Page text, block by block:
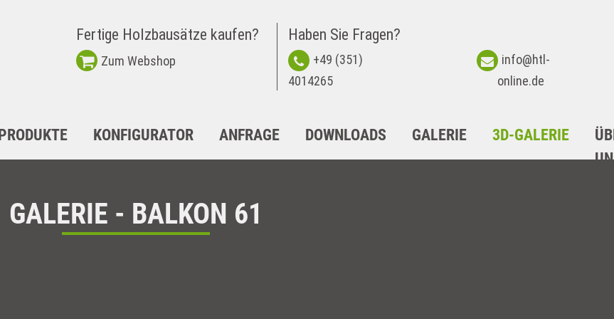
Fertige Holzbausätze kaufen?
Zum Webshop
Haben Sie Fragen?
+49 (351)
4014265
info@htl-
online.de
PRODUKTE KONFIGURATOR ANFRAGE DOWNLOADS GALERIE 3D-GALERIE
GALERIE - BALKON 61